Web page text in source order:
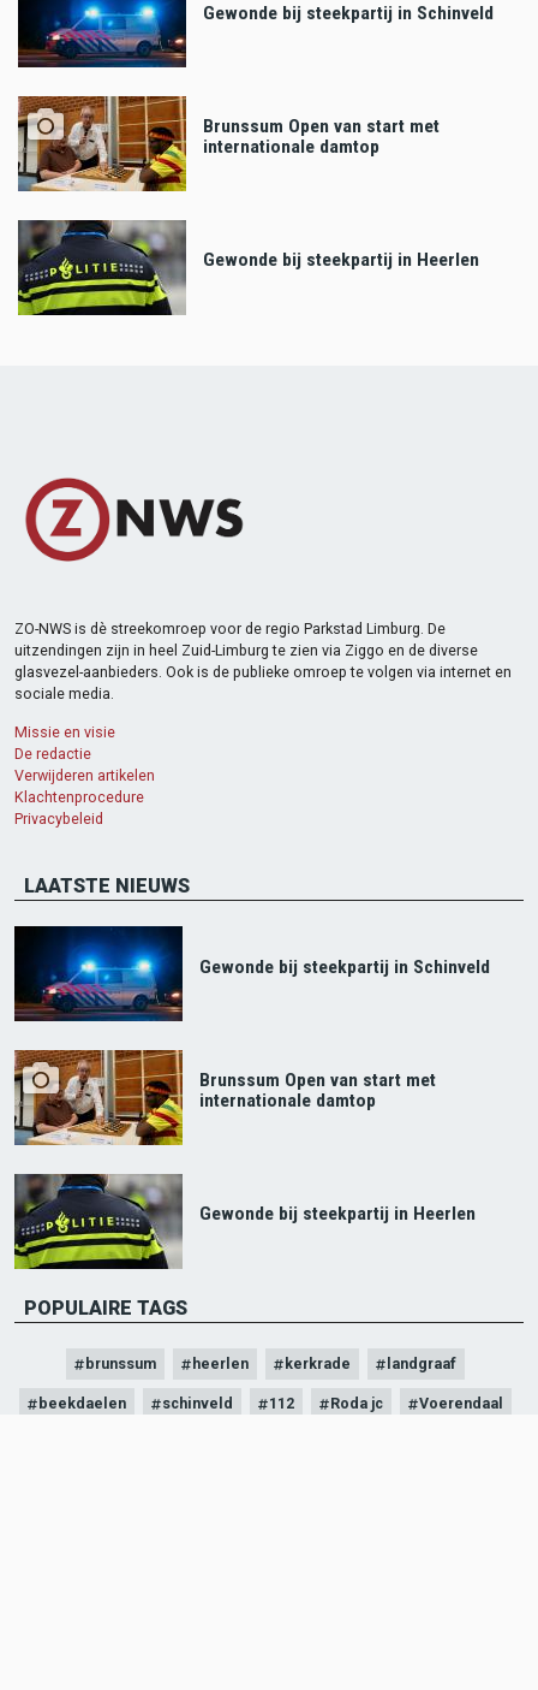
Gewonde bij steekpartij in Schinveld
Brunssum Open van start met
internationale damtop
Gewonde bij steekpartij in Heerlen
ZO-NWS is dè streekomroep voor de regio Parkstad Limburg. De
uitzendingen zijn in heel Zuid-Limburg te zien via Ziggo en de diverse
glasvezel-aanbieders. Ook is de publieke omroep te volgen via internet en
sociale media.
Missie en visie
De redactie
Verwijderen artikelen
Klachtenprocedure
Privacybeleid
LAATSTE NIEUWS
Gewonde bij steekpartij in Schinveld
Brunssum Open van start met
internationale damtop
Gewonde bij steekpartij in Heerlen
POPULAIRE TAGS
brunssum heerlen kerkrade landgraaf
beekdaelen schinveld 112 Roda jc Voerendaal